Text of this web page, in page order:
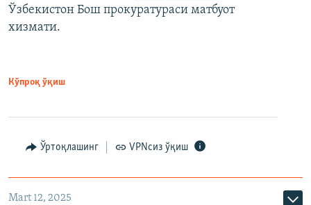
Ўзбекистон Бош прокуратураси матбуот
хизмати.
Кўпроқ ўқиш
Ўртоқлашинг VPNсиз ўқиш
Mart 12, 2025